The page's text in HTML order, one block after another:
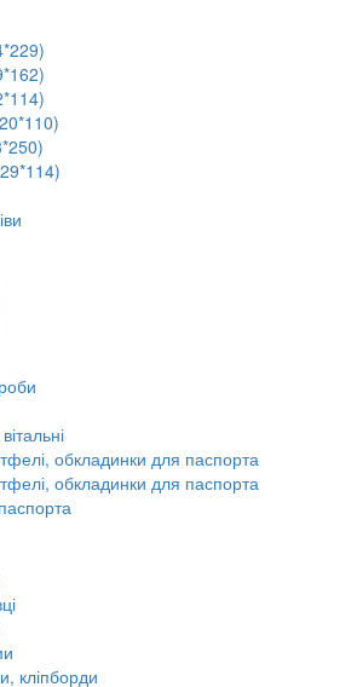
обкладинки для паспорта
обкладинки для паспорта
кліпборди